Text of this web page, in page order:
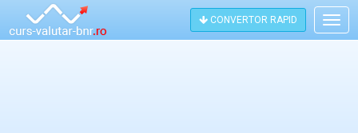
CONVERTOR RAPID